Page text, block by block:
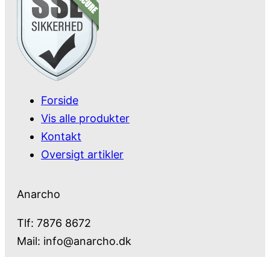
Forside
Vis alle produkter
Kontakt
Oversigt artikler
Anarcho
Tlf: 7876 8672
Mail: info@anarcho.dk